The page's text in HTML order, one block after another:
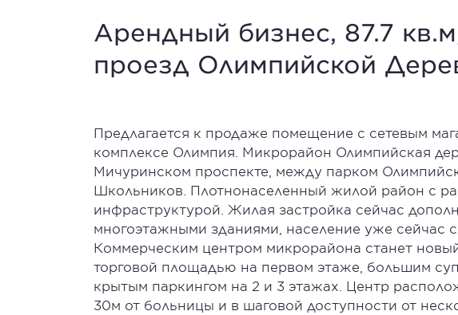
Арендный бизнес, 87.7
проезд Олимпийской
Предлагается к продаже помещение с сетевым
комплексе Олимпия. Микрорайон Олимпийская
Мичуринском проспекте, между парком
Школьников. Плотнонаселенный жилой район с
инфраструктурой. Жилая застройка сейчас
многоэтажными зданиями, население уже сейчас
Коммерческим центром микрорайона станет
торговой площадью на первом этаже, большим
крытым паркингом на 2 и 3 этажах. Центр
30м от больницы и в шаговой доступности от